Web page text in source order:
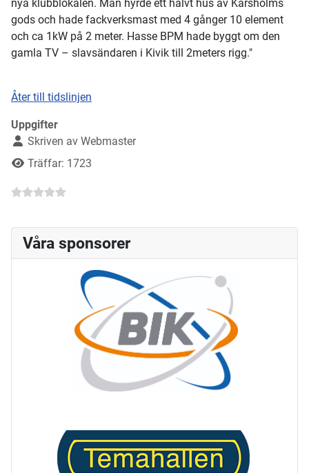
nya klubblokalen. Man hyrde ett halvt hus av Karsholms
gods och hade fackverksmast med 4 gånger 10 element
och ca 1kW på 2 meter. Hasse BPM hade byggt om den
gamla TV – slavsändaren i Kivik till 2meters rigg."
Åter till tidslinjen
Uppgifter
Skriven av Webmaster
Träffar: 1723
Våra sponsorer